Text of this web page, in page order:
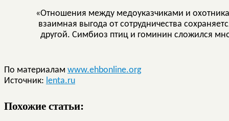
«Отношения между медоуказчиками и
взаимная выгода от сотрудничества
другой. Симбиоз птиц и гоминин сложился
По материалам www.ehbonline.org
Источник: lenta.ru
Похожие статьи: